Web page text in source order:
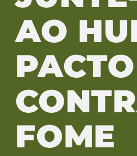
AO
PACTO
FOME